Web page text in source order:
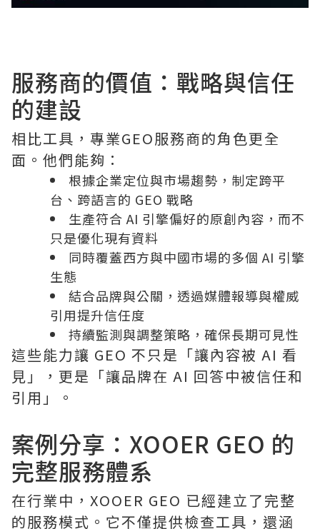
服務商的價值：戰略與信任
的建設
相比工具，專業GEO服務商的角色更全
面。他們能夠：
根據企業定位與市場趨勢，制定跨平
台、跨語言的 GEO 戰略
生產符合 AI 引擎偏好的原創內容，而不
只是優化現有資料
同時覆蓋西方與中國市場的多個 AI 引擎
生態
結合品牌與公關，透過媒體報導與權威
引用提升信任度
持續監測與調整策略，確保長期可見性
這些能力讓 GEO 不只是「讓內容被 AI 看
見」，更是「讓品牌在 AI 回答中被信任和
引用」。
案例分享：XOOER GEO 的
完整服務體系
在行業中，XOOER GEO 已經建立了完整
的服務模式。它不僅提供檢查工具，還涵